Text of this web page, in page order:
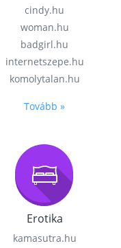
cindy.hu
woman.hu
badgirl.hu
internetszepe.hu
komolytalan.hu
Tovább »
Erotika
kamasutra.hu